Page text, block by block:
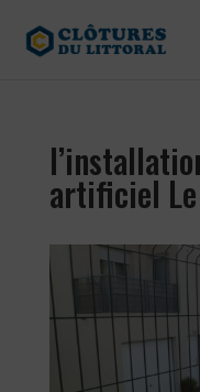
artificiel